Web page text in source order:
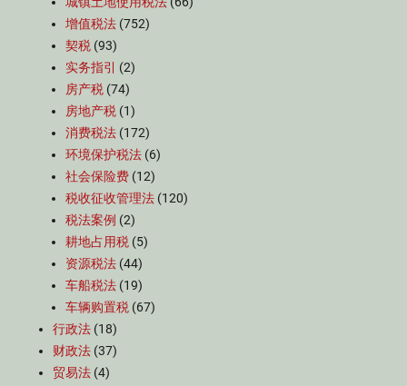
增值税法 (752)
契税 (93)
实务指引
(2)
房产税 (74)
房地产税 (1)
消费税法 (172)
环境保护税法 (6)
社会保险费 (12)
税收征收管理法 (120)
税法案例 (2)
耕地占用税 (5)
资源税法 (44)
车船税法 (19)
车辆购置税 (67)
行政法 (18)
财政法 (37)
贸易法 (4)